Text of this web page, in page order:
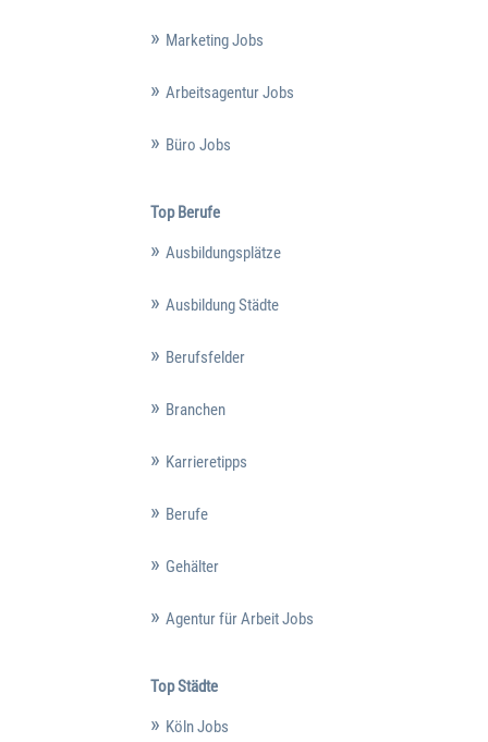
Marketing Jobs
Arbeitsagentur Jobs
Büro Jobs
Top Berufe
Ausbildungsplätze
Ausbildung Städte
Berufsfelder
Branchen
Karrieretipps
Berufe
Gehälter
Agentur für Arbeit Jobs
Top Städte
Köln Jobs